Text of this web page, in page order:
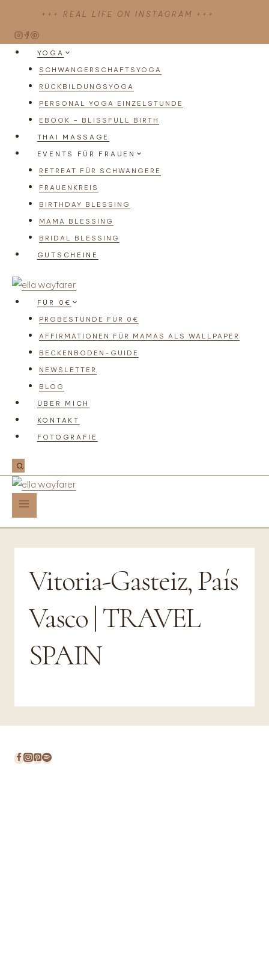
springen
+++ REAL LIFE ON INSTAGRAM +++
YOGA
SCHWANGERSCHAFTSYOGA
RÜCKBILDUNGSYOGA
PERSONAL YOGA EINZELSTUNDE
EBOOK – BLISSFULL BIRTH
THAI MASSAGE
EVENTS FÜR FRAUEN
RETREAT FÜR SCHWANGERE
FRAUENKREIS
BIRTHDAY BLESSING
MAMA BLESSING
BRIDAL BLESSING
GUTSCHEINE
FÜR 0€
PROBESTUNDE FÜR 0€
AFFIRMATIONEN FÜR MAMAS ALS WALLPAPER
BECKENBODEN-GUIDE
NEWSLETTER
BLOG
ÜBER MICH
KONTAKT
FOTOGRAFIE
Vitoria-Gasteiz, País
Vasco | TRAVEL
SPAIN